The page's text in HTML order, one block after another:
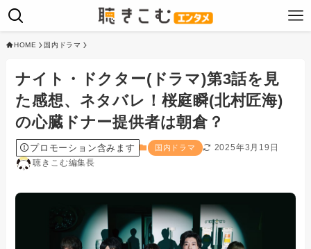
HOME 国内ドラマ
ナイト・ドクター(ドラマ)第3話を見
た感想、ネタバレ！桜庭瞬(北村匠海)
の心臓ドナー提供者は朝倉？
プロモーション含みます 国内ドラマ
2025年3月19日
聴きこむ編集長